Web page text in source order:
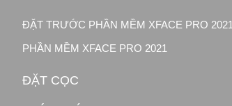
ĐẶT TRƯỚC PHẦN MỀM XFACE PRO 2021
PHẦN MỀM XFACE PRO 2021
ĐẶT CỌC